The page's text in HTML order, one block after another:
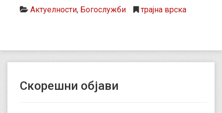
Актуелности, Богослужби трајна врска
Скорешни објави